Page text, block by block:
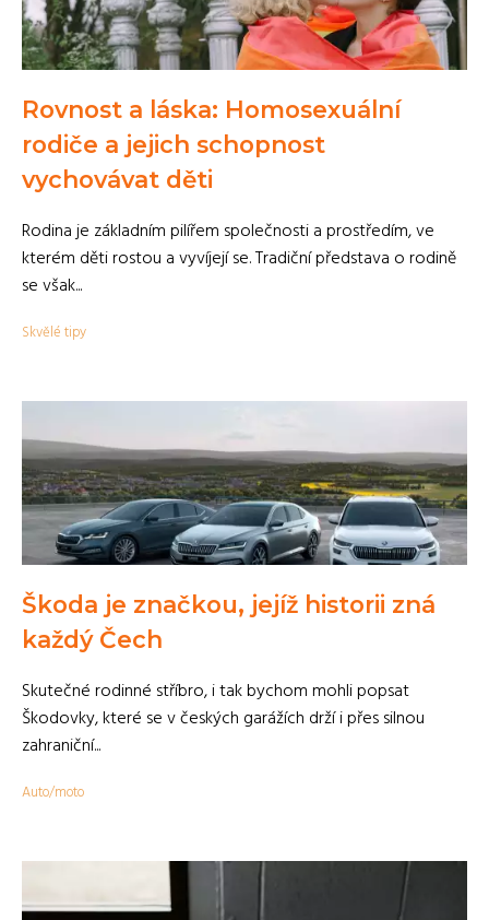
Rovnost a láska: Homosexuální
rodiče a jejich schopnost
vychovávat děti
Rodina je základním pilířem společnosti a prostředím, ve
kterém děti rostou a vyvíjejí se. Tradiční představa o rodině
se však...
Skvělé tipy
Škoda je značkou, jejíž historii zná
každý Čech
Skutečné rodinné stříbro, i tak bychom mohli popsat
Škodovky, které se v českých garážích drží i přes silnou
zahraniční...
Auto/moto